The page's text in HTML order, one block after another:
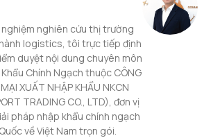
nghiệm nghiên cứu thị trường
logistics, tôi trực tiếp định
duyệt nội dung chuyên môn
Chính Ngạch thuộc CÔNG
XUẤT NHẬP KHẨU NKCN
TRADING CO., LTD), đơn vị
pháp nhập khẩu chính ngạch
về Việt Nam trọn gói.